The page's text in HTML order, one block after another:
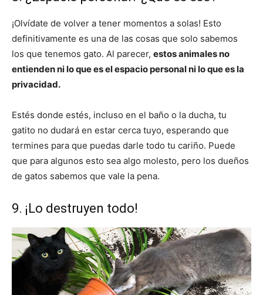
¡Olvídate de volver a tener momentos a solas! Esto
definitivamente es una de las cosas que solo sabemos
los que tenemos gato. Al parecer, estos animales no
entienden ni lo que es el espacio personal ni lo que es la
privacidad.
Estés donde estés, incluso en el baño o la ducha, tu
gatito no dudará en estar cerca tuyo, esperando que
termines para que puedas darle todo tu cariño. Puede
que para algunos esto sea algo molesto, pero los dueños
de gatos sabemos que vale la pena.
9. ¡Lo destruyen todo!